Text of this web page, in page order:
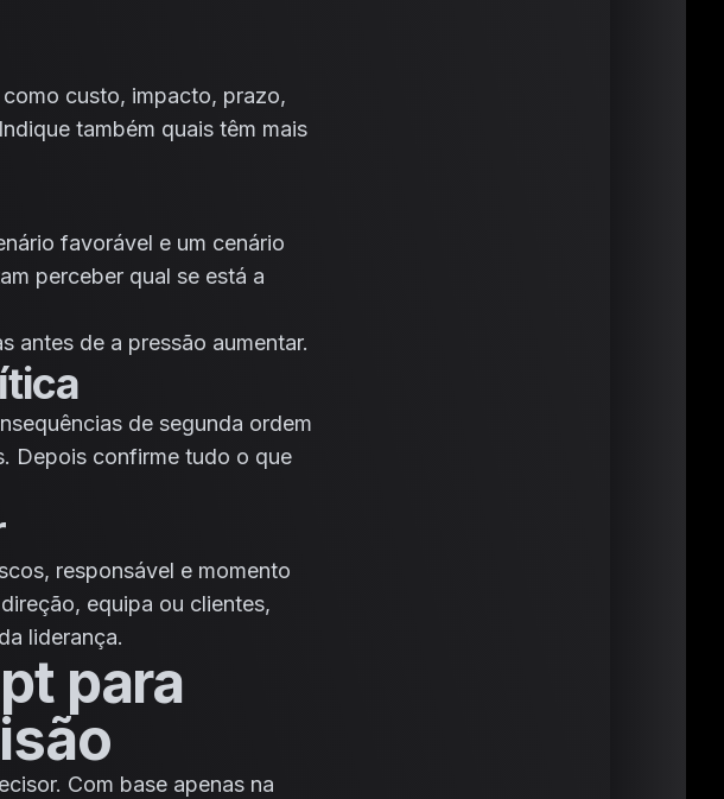
custo, impacto, prazo,
também quais têm mais
favorável e um cenário
perceber qual se está a
antes de a pressão aumentar.
de segunda ordem
Depois confirme tudo o que
responsável e momento
equipa ou clientes,
liderança.
para
Com base apenas na